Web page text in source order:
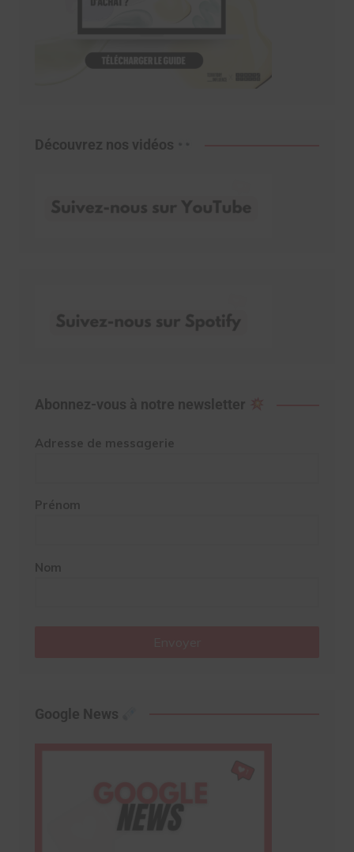
Découvrez nos vidéos
Abonnez-vous à notre newsletter
Adresse de messagerie
Prénom
Nom
Google News